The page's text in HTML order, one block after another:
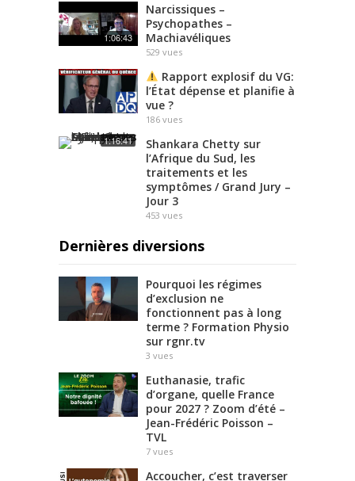
1:06:43
Narcissiques –
Psychopathes –
Machiavéliques
529 vues
Rapport explosif du VG:
l’État dépense et planifie à
vue ?
186 vues
1:16:41
Shankara Chetty sur
l’Afrique du Sud, les
traitements et les
symptômes / Grand Jury –
Jour 3
453 vues
Dernières diversions
Pourquoi les régimes
d’exclusion ne
fonctionnent pas à long
terme ? Formation Physio
sur rgnr.tv
3 vues
Euthanasie, trafic
d’organe, quelle France
pour 2027 ? Zoom d’été –
Jean-Frédéric Poisson –
TVL
7 vues
Accoucher, c’est traverser